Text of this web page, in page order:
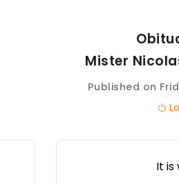
Mister
Published on
It is